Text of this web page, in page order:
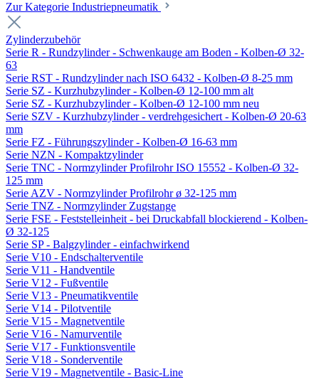
Zur Kategorie Industriepneumatik
Zylinderzubehör
Serie R - Rundzylinder - Schwenkauge am Boden - Kolben-Ø 32-
63
Serie RST - Rundzylinder nach ISO 6432 - Kolben-Ø 8-25 mm
Serie SZ - Kurzhubzylinder - Kolben-Ø 12-100 mm alt
Serie SZ - Kurzhubzylinder - Kolben-Ø 12-100 mm neu
Serie SZV - Kurzhubzylinder - verdrehgesichert - Kolben-Ø 20-63
mm
Serie FZ - Führungszylinder - Kolben-Ø 16-63 mm
Serie NZN - Kompaktzylinder
Serie TNC - Normzylinder Profilrohr ISO 15552 - Kolben-Ø 32-
125 mm
Serie AZV - Normzylinder Profilrohr ø 32-125 mm
Serie TNZ - Normzylinder Zugstange
Serie FSE - Feststelleinheit - bei Druckabfall blockierend - Kolben-
Ø 32-125
Serie SP - Balgzylinder - einfachwirkend
Serie V10 - Endschalterventile
Serie V11 - Handventile
Serie V12 - Fußventile
Serie V13 - Pneumatikventile
Serie V14 - Pilotventile
Serie V15 - Magnetventile
Serie V16 - Namurventile
Serie V17 - Funktionsventile
Serie V18 - Sonderventile
Serie V19 - Magnetventile - Basic-Line